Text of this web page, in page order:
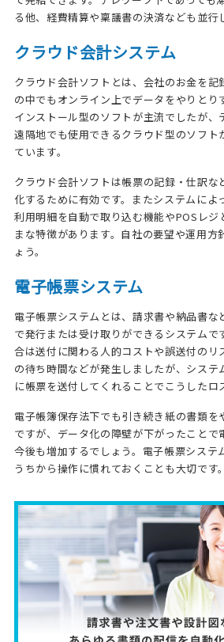
る他、経費精算や稟議書の決済なども並行
クラウド会計システム
クラウド会計ソフトとは、会社のお金を記
の中でもオンライン上でデータをやりとり
インストール型のソフトが主流でしたが、
遠隔地でも使用できるクラウド型のソフト
ています。
クラウド会計ソフトは帳票の記録・仕訳な
化するために有効です。またシステムによ
利用明細を自動で取り込む機能やPOSレジ
まな特徴があります。自社の要望や運用方
ょう。
電子帳票システム
電子帳票システムとは、請求書や納品書な
で発行または受け取りができるシステムで
合は送付に関わる人的コストや誤送付のリ
の待ち時間などが発生しましたが、システ
に帳票を送付してくれることでこうしたロ
電子帳簿保存法下でも引き続き紙の書類を
ですが、データ化の障壁が下がったことで
今後も増加するでしょう。電子帳票システ
うちから操作に慣れておくことも大切です。